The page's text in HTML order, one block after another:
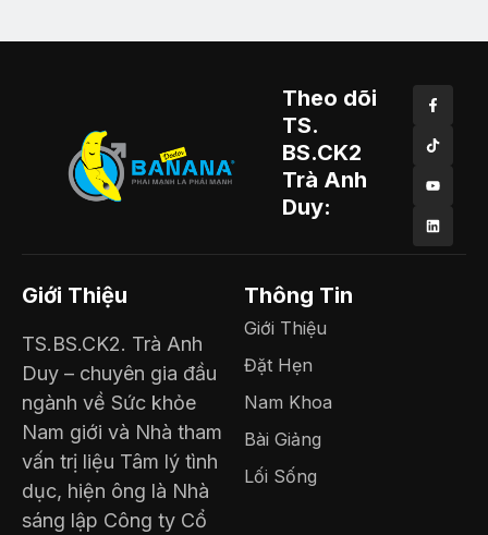
Theo dõi
TS.
BS.CK2
Trà Anh
Duy:
Giới Thiệu
TS.BS.CK2. Trà Anh
Duy – chuyên gia đầu
ngành về Sức khỏe
Nam giới và Nhà tham
vấn trị liệu Tâm lý tình
dục, hiện ông là Nhà
sáng lập Công ty Cổ
Thông Tin
Giới Thiệu
Đặt Hẹn
Nam Khoa
Bài Giảng
Lối Sống